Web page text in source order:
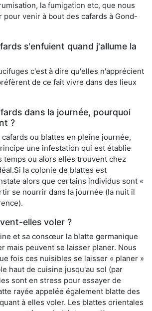
la fumigation etc, que nous
pour venir à bout des cafards à Gond-
s'enfuient quand j'allume la
c'est à dire qu'elles n'apprécient
de ce fait vivre dans des lieux
dans la journée, pourquoi
?
ou blattes en pleine journée,
une infestation qui est établie
temps ou alors elles trouvent chez
la colonie de blattes est
alors que certains individus sont «
se nourrir dans la journée (la nuit il
elles voler ?
et sa consœur la blatte germanique
mais peuvent se laisser planer. Nous
fois ces nuisibles se laisser « planer »
haut de cuisine jusqu'au sol (par
sont en stress pour essayer de
rayée appelée également blatte des
à elles voler. Les blattes orientales